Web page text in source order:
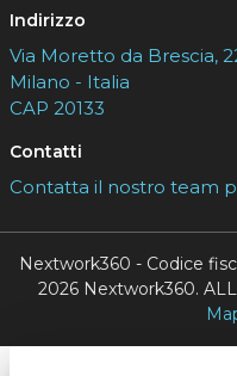
Indirizzo
Via Moretto da Brescia,
Milano - Italia
CAP 20133
Contatti
Contatta il nostro team
Nextwork360 - Codice
2026 Nextwork360.